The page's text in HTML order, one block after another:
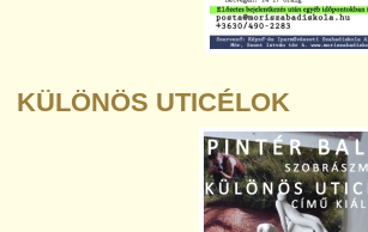
KÜLÖNÖS UTICÉLOK